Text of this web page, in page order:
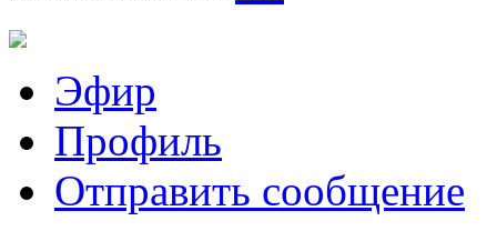
Эфир
Профиль
Отправить сообщение